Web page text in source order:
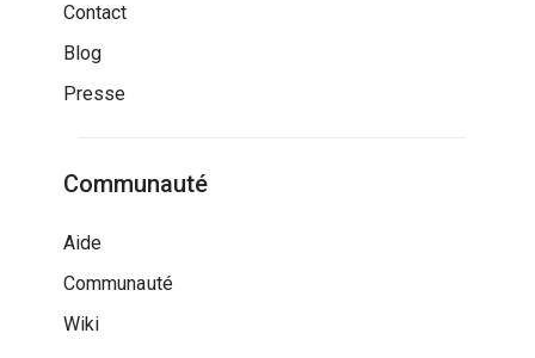
Contact
Blog
Presse
Communauté
Aide
Communauté
Wiki